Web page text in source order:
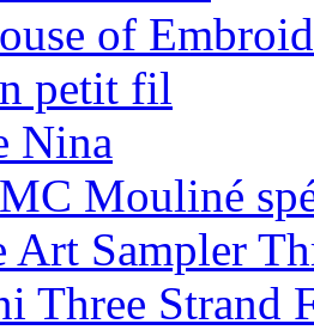
of
petit fil
Nina
Mouliné
Art Sampler
Three Strand